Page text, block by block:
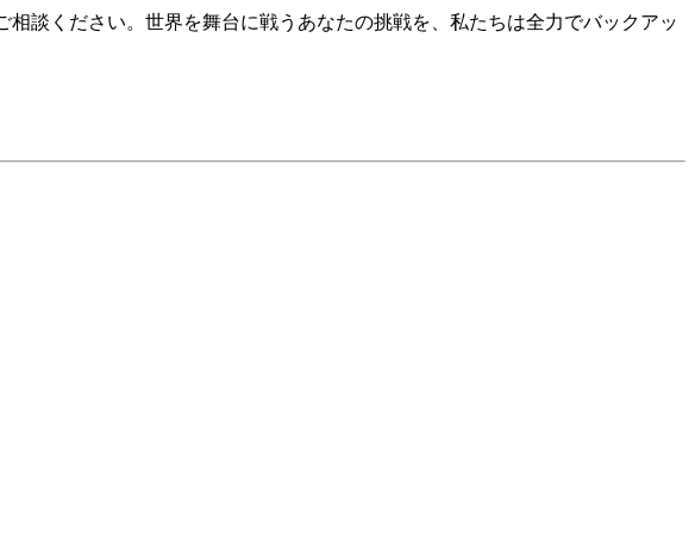
相談ください。世界を舞台に戦うあなたの挑戦を、私たちは全力でバックアッ